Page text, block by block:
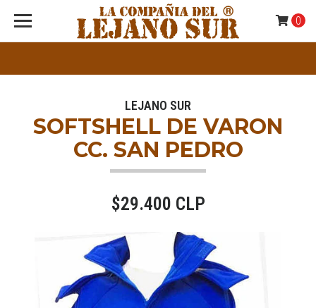
0
LEJANO SUR
SOFTSHELL DE VARON
CC. SAN PEDRO
$29.400 CLP